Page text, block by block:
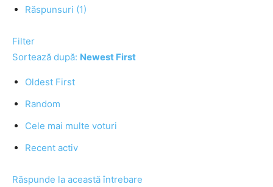
Răspunsuri (1)
Filter
Sortează după: Newest First
Oldest First
Random
Cele mai multe voturi
Recent activ
Răspunde la această întrebare